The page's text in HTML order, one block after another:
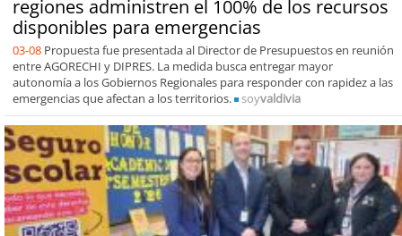
regiones administren el 100% de los recursos
disponibles para emergencias
03-08 Propuesta fue presentada al Director de Presupuestos en reunión
entre AGORECHI y DIPRES. La medida busca entregar mayor
autonomía a los Gobiernos Regionales para responder con rapidez a las
emergencias que afectan a los territorios.
soyvaldivia